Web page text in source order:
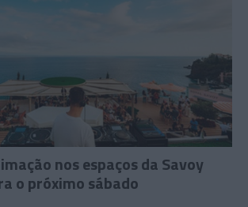
nos espaços da Savoy
o próximo sábado